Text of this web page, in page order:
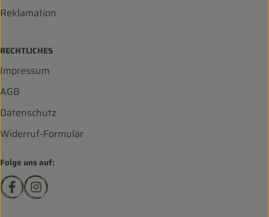
Reklamation
RECHTLICHES
Impressum
AGB
Datenschutz
Widerruf-Formular
Folge uns auf:
Externer Link zu https://www.facebook.com/
Externer Link zu https://www.instagram.com/